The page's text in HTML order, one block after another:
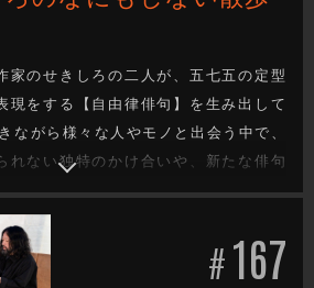
家のせきしろの二人が、五七五の定型
現をする【自由律俳句】を生み出して
ながら様々な人やモノと出会う中で、
れない独特のかけ合いや、新たな俳句
す。 今回は岩手県二戸市をブラリ旅。
句が生まれるのか！？ 瀬戸内寂聴記
#167